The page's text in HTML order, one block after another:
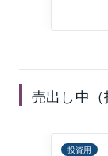
売出し中（
投資用